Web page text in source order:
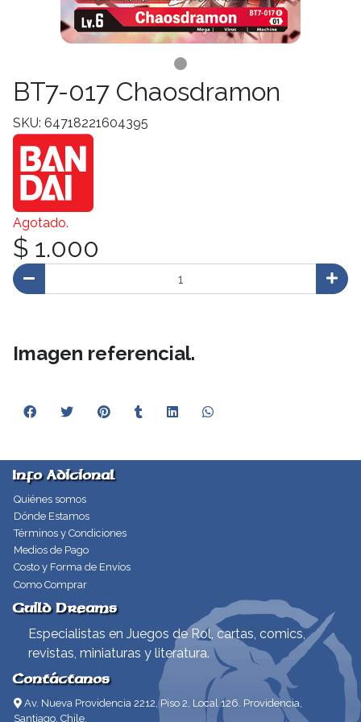
BT7-017 Chaosdramon
SKU: 64718221604395
Agotado.
$ 1.000
Imagen referencial.
Info Adicional
Quiénes somos
Dónde Estamos
Términos y Condiciones
Medios de Pago
Costo y Forma de Envíos
Como Comprar
Guild Dreams
Especialistas en Juegos de Rol, cartas, comics,
revistas, miniaturas y literatura.
Contáctanos
Av. Nueva Providencia 2212, Piso 2, Local 126. Providencia,
Santiago, Chile.